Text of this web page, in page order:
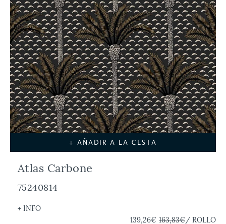
+ AÑADIR A LA CESTA
Atlas Carbone
75240814
+ INFO
139,26€ 163,83€/ ROLLO